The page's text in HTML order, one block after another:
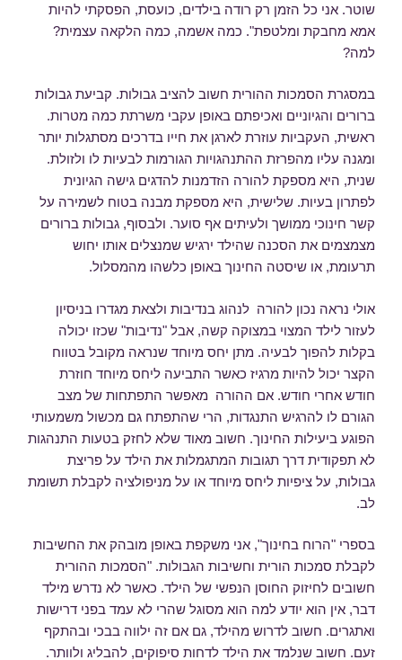
שוטר. אני כל הזמן רק רודה בילדים, כועסת, הפסקתי להיות
אמא מחבקת ומלטפת". כמה אשמה, כמה הלקאה עצמית?
למה?
במסגרת הסמכות ההורית חשוב להציב גבולות. קביעת גבולות
ברורים והגיוניים ואכיפתם באופן עקבי משרתת כמה מטרות.
ראשית, העקביות עוזרת לארגן את חייו בדרכים מסתגלות יותר
ומגנה עליו מהפרזת ההתנהגויות הגורמות לבעיות לו ולזולת.
שנית, היא מספקת להורה הזדמנות להדגים גישה הגיונית
לפתרון בעיות. שלישית, היא מספקת מבנה בטוח לשמירה על
קשר חינוכי ממושך ולעיתים אף סוער. ולבסוף, גבולות ברורים
מצמצמים את הסכנה שהילד ירגיש שמנצלים אותו יחוש
תרעומת, או שיסטה החינוך באופן כלשהו מהמסלול.
אולי נראה נכון להורה לנהוג בנדיבות ולצאת מגדרו בניסיון
לעזור לילד המצוי במצוקה קשה, אבל "נדיבות" שכזו יכולה
בקלות להפוך לבעיה. מתן יחס מיוחד שנראה מקובל בטווח
הקצר יכול להיות מרגיז כאשר התביעה ליחס מיוחד חוזרת
חודש אחרי חודש. אם ההורה מאפשר התפתחות של מצב
הגורם לו להרגיש התנגדות, הרי שהתפתח גם מכשול משמעותי
הפוגע ביעילות החינוך. חשוב מאוד שלא לחזק בטעות התנהגות
לא תפקודית דרך תגובות המתגמלות את הילד על פריצת
גבולות, על ציפיות ליחס מיוחד או על מניפולציה לקבלת תשומת
לב.
בספרי "הרוח בחינוך", אני משקפת באופן מובהק את החשיבות
לקבלת סמכות הורית וחשיבות הגבולות. "הסמכות ההורית
חשובים לחיזוק החוסן הנפשי של הילד. כאשר לא נדרש מילד
דבר, אין הוא יודע למה הוא מסוגל שהרי לא עמד בפני דרישות
ואתגרים. חשוב לדרוש מהילד, גם אם זה ילווה בבכי ובהתקף
זעם. חשוב שנלמד את הילד לדחות סיפוקים, להבליג ולוותר.